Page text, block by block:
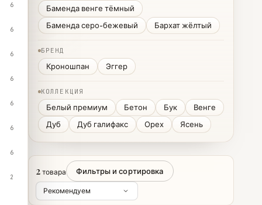
6
6
6
6
6
6
6
2
Баменда венге тёмный
Баменда серо-бежевый
Бархат жёлтый
БРЕНД
Кроношпан Эггер
КОЛЛЕКЦИЯ
Белый премиум Бетон Бук
Венге
Дуб
Дуб галифакс Орех Ясень
2 товара Фильтры и сортировка